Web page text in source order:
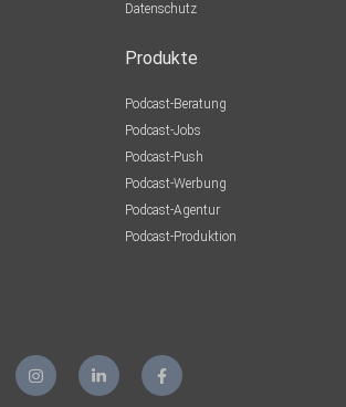
Datenschutz
Produkte
Podcast-Beratung
Podcast-Jobs
Podcast-Push
Podcast-Werbung
Podcast-Agentur
Podcast-Produktion